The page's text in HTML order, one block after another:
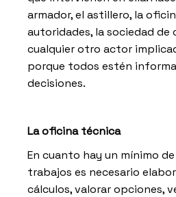
armador, el astillero, la
autoridades, la sociedad de
cualquier otro actor
porque todos estén
decisiones.
La oficina técnica
En cuanto hay un mínimo
trabajos es necesario
cálculos, valorar opciones,